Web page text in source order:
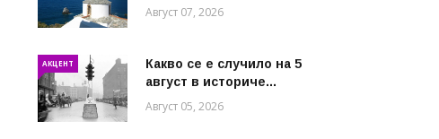
Август 07, 2026
АКЦЕНТ
Какво се е случило на 5
август в историче...
Август 05, 2026